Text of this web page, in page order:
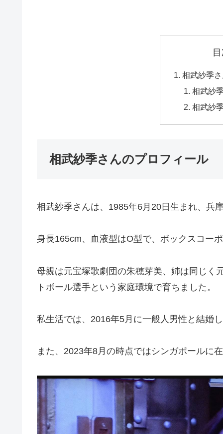
相武紗季
相武紗
相武紗
相武紗季さんのプロフィール
相武紗季さんは、1985年6月20日生まれ、兵
身長165cm、血液型はO型で、ボックスコー
母親は元宝塚歌劇団の朱穂芽美、姉は同じく
トボール選手という家庭環境で育ちました。
私生活では、2016年5月に一般人男性と結婚
また、2023年8月の時点ではシンガポールに